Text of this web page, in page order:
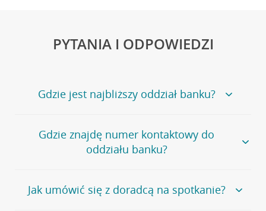
PYTANIA I ODPOWIEDZI
Gdzie jest najbliższy oddział banku?
Jeśli szukasz oddziału naszego banku, zapraszamy na
stronęPlacówki i bankomaty, na której znajduje się
wygodna wyszukiwarka.
oddziałów
Gdzie znajdę numer kontaktowy do
oddziału banku?
Bank Credit Agricole nie udostępnia ogólnego numeru
telefonu do placówki bankowej.
Jak umówić się z doradcą na spotkanie?